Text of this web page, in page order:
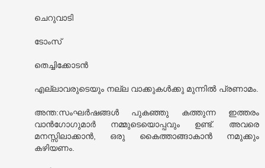
ചെറുവാടി
ടോംസ്
തെച്ചിക്കോടൻ
എല്ലാവരുടെയും നല്ല വാക്കുകൾക്കു മുന്നിൽ പ്രണാമം.
അന്ത:സംഘർഷങ്ങൾ പുകഞ്ഞു കത്തുന്ന ഇത്തരം
വാൻഗോഗുമാർ നമ്മുടെയൊപ്പവും ഉണ്ട്. അവരെ
മനസ്സിലാക്കാൻ, ഒരു കൈത്താങ്ങാകാൻ നമുക്കും
കഴിയണം.